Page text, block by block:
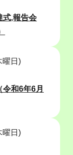
式,報告会
曜日)
和6年6月
曜日)